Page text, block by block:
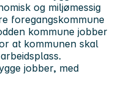
og miljømessig
foregangskommune
kommune jobber
at kommunen skal
jobber, med